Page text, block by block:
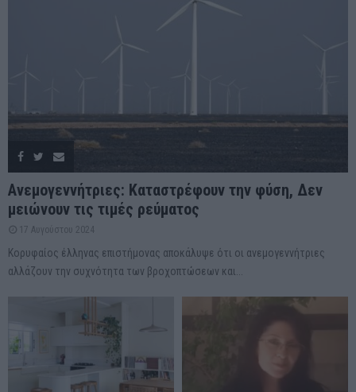
Ανεμογεννήτριες: Καταστρέφουν την φύση, Δεν
μειώνουν τις τιμές ρεύματος
17 Αυγούστου 2024
Κορυφαίος έλληνας επιστήμονας αποκάλυψε ότι οι ανεμογεννήτριες
αλλάζουν την συχνότητα των βροχοπτώσεων και...